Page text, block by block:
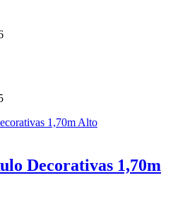
Decorativas 1,70m